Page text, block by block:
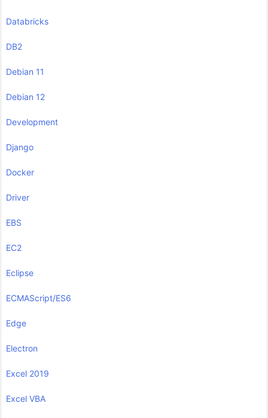
Databricks
DB2
Debian 11
Debian 12
Development
Django
Docker
Driver
EBS
EC2
Eclipse
ECMAScript/ES6
Edge
Electron
Excel 2019
Excel VBA